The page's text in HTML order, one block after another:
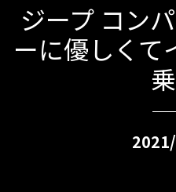
ジープ コン
ーに優しくて
乗